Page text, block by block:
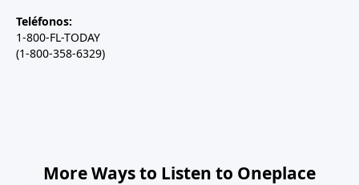
Teléfonos:
1-800-FL-TODAY
(1-800-358-6329)
More Ways to Listen to Oneplace